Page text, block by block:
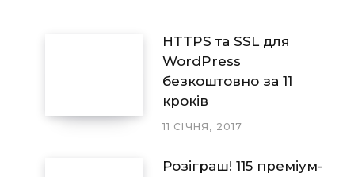
HTTPS та SSL для
WordPress
безкоштовно за 11
кроків
11 СІЧНЯ, 2017
Розіграш! 115 преміум-